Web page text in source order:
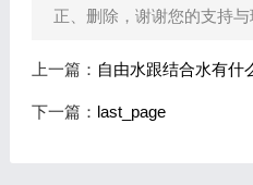
正、删除，谢谢您的支持与
上一篇： 自由水跟结合水有什
下一篇： last_page